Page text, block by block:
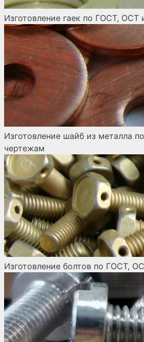
Изготовление гаек по ГОСТ, ОСТ
Изготовление шайб из металла
чертежам
Изготовление болтов по ГОСТ,